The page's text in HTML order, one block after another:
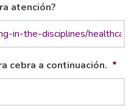
atención?
cebra a continuación. *